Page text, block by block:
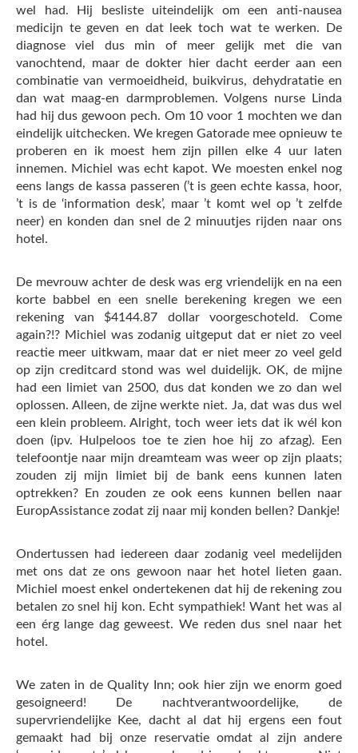
wel had. Hij besliste uiteindelijk om een anti-nausea
medicijn te geven en dat leek toch wat te werken. De
diagnose viel dus min of meer gelijk met die van
vanochtend, maar de dokter hier dacht eerder aan een
combinatie van vermoeidheid, buikvirus, dehydratatie en
dan wat maag-en darmproblemen. Volgens nurse Linda
had hij dus gewoon pech. Om 10 voor 1 mochten we dan
eindelijk uitchecken. We kregen Gatorade mee opnieuw te
proberen en ik moest hem zijn pillen elke 4 uur laten
innemen. Michiel was echt kapot. We moesten enkel nog
eens langs de kassa passeren (’t is geen echte kassa, hoor,
’t is de ‘information desk’, maar ’t komt wel op ’t zelfde
neer) en konden dan snel de 2 minuutjes rijden naar ons
hotel.
De mevrouw achter de desk was erg vriendelijk en na een
korte babbel en een snelle berekening kregen we een
rekening van $4144.87 dollar voorgeschoteld. Come
again?!? Michiel was zodanig uitgeput dat er niet zo veel
reactie meer uitkwam, maar dat er niet meer zo veel geld
op zijn creditcard stond was wel duidelijk. OK, de mijne
had een limiet van 2500, dus dat konden we zo dan wel
oplossen. Alleen, de zijne werkte niet. Ja, dat was dus wel
een klein probleem. Alright, toch weer iets dat ik wél kon
doen (ipv. Hulpeloos toe te zien hoe hij zo afzag). Een
telefoontje naar mijn dreamteam was weer op zijn plaats;
zouden zij mijn limiet bij de bank eens kunnen laten
optrekken? En zouden ze ook eens kunnen bellen naar
EuropAssistance zodat zij naar mij konden bellen? Dankje!
Ondertussen had iedereen daar zodanig veel medelijden
met ons dat ze ons gewoon naar het hotel lieten gaan.
Michiel moest enkel ondertekenen dat hij de rekening zou
betalen zo snel hij kon. Echt sympathiek! Want het was al
een érg lange dag geweest. We reden dus snel naar het
hotel.
We zaten in de Quality Inn; ook hier zijn we enorm goed
gesoigneerd! De nachtverantwoordelijke, de
supervriendelijke Kee, dacht al dat hij ergens een fout
gemaakt had bij onze reservatie omdat al zijn andere